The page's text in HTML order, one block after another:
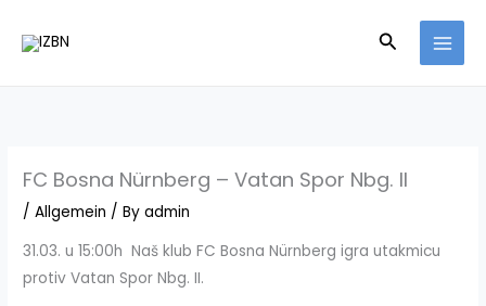
Search
FC Bosna Nürnberg – Vatan Spor Nbg. II
/Allgemein / Byadmin
31.03. u 15:00h Naš klub FC Bosna Nürnberg igra utakmicu
protiv Vatan Spor Nbg. II.